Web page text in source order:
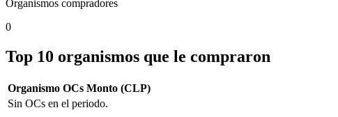
Organismos compradores
0
Top 10 organismos que le compraron
Organismo OCs Monto (CLP)
Sin OCs en el periodo.